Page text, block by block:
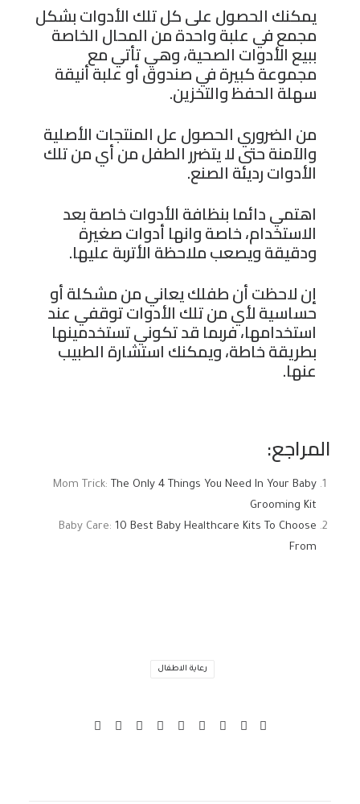
يمكنك الحصول على كل تلك الأدوات بشكل
مجمع في علبة واحدة من المحال الخاصة
ببيع الأدوات الصحية، وهي تأتي مع
مجموعة كبيرة في صندوق أو علبة أنيقة
سهلة الحفظ والتخزين.
من الضروري الحصول عل المنتجات الأصلية
والآمنة حتى لا يتضرر الطفل من أي من تلك
الأدوات رديئة الصنع.
اهتمي دائما بنظافة الأدوات خاصة بعد
الاستخدام، خاصة وانها أدوات صغيرة
ودقيقة ويصعب ملاحظة الأتربة عليها.
إن لاحظت أن طفلك يعاني من مشكلة أو
حساسية لأي من تلك الأدوات توقفي عند
استخدامها، فربما قد تكوني تستخدمينها
بطريقة خاطة، ويمكنك استشارة الطبيب
عنها.
المراجع:
Mom Trick: The Only 4 Things You Need In Your Baby
Grooming Kit
Baby Care: 10 Best Baby Healthcare Kits To Choose
From
رعاية الاطفال